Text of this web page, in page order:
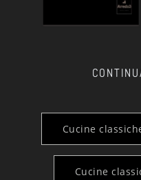
Cucine
Cucine